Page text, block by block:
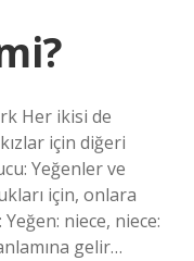
Her ikisi de
için diğeri
Yeğenler ve
için, onlara
Yeğen: niece, niece:
gelir…